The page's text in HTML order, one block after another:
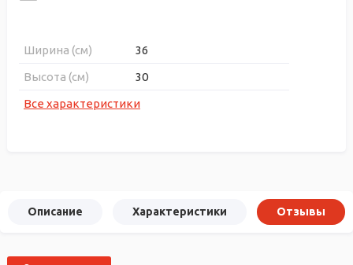
Ширина (см)
36
Высота (см)
30
Все характеристики
Описание Характеристики Отзывы